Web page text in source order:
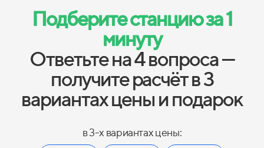
Подберите станцию за 1
минуту
Ответьте на 4 вопроса —
получите расчёт в 3
вариантах цены и подарок
в 3-х вариантах цены: